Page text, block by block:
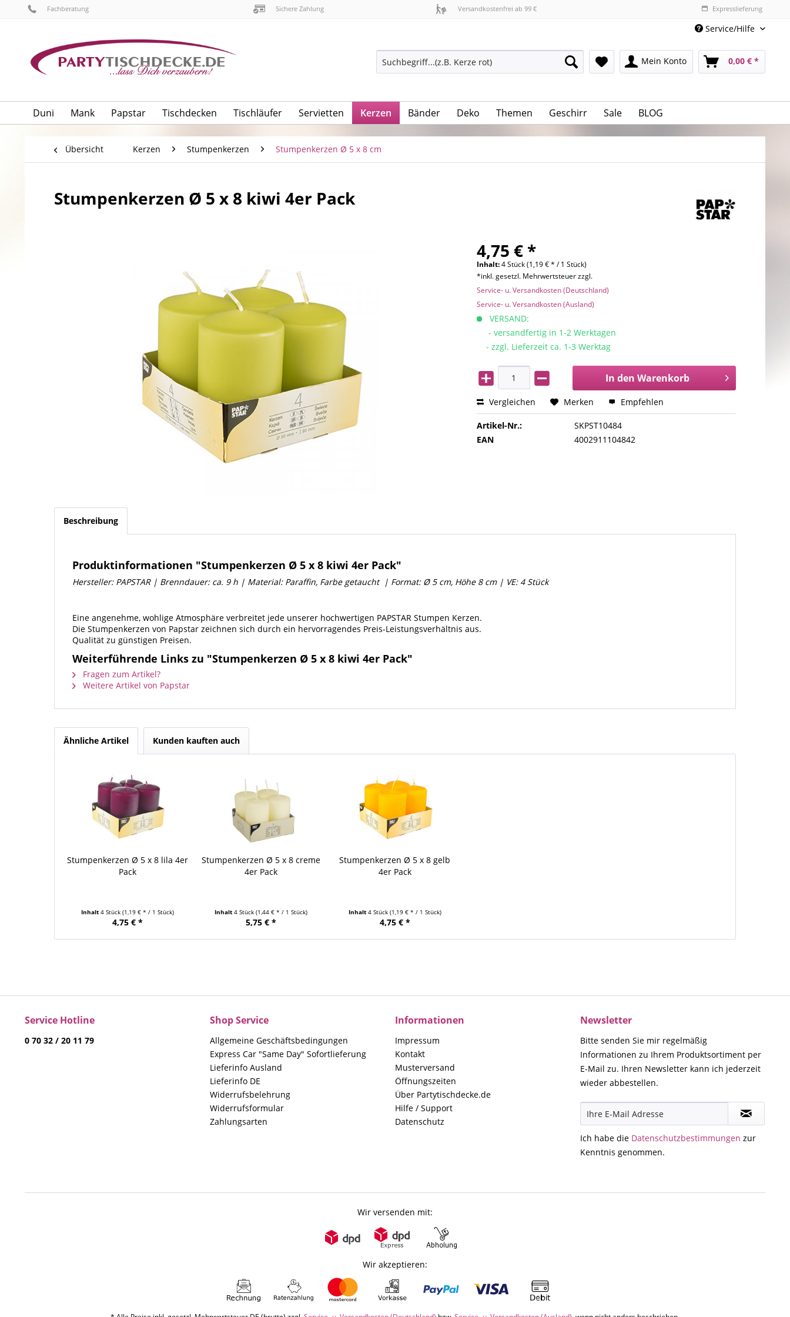
Fachberatung Sichere Zahlung Versandkostenfrei ab 99 € Expresslieferung
Service/Hilfe
Mein Konto 0,00 € *
Duni Mank Papstar Tischdecken Tischläufer Servietten Kerzen Bänder Deko Themen Geschirr Sale BLOG
Übersicht Kerzen Stumpenkerzen Stumpenkerzen Ø 5 x 8 cm
Stumpenkerzen Ø 5 x 8 kiwi 4er Pack
4,75 € *
Inhalt:4 Stück (1,19 € * / 1 Stück)
*inkl. gesetzl. Mehrwertsteuer zzgl.
Service- u. Versandkosten (Deutschland)
Service- u. Versandkosten (Ausland)
VERSAND:
- versandfertig in 1-2 Werktagen
- zzgl. Lieferzeit ca. 1-3 Werktag
In den Warenkorb
Vergleichen Merken Empfehlen
Artikel-Nr.:
SKPST10484
EAN
4002911104842
Beschreibung
Produktinformationen "Stumpenkerzen Ø 5 x 8 kiwi 4er Pack"
Hersteller: PAPSTAR | Brenndauer: ca. 9 h | Material: Paraffin, Farbe getaucht | Format: Ø 5 cm, Höhe 8 cm | VE: 4 Stück
Eine angenehme, wohlige Atmosphäre verbreitet jede unserer hochwertigen PAPSTAR Stumpen Kerzen.
Die Stumpenkerzen von Papstar zeichnen sich durch ein hervorragendes Preis-Leistungsverhältnis aus.
Qualität zu günstigen Preisen.
Weiterführende Links zu "Stumpenkerzen Ø 5 x 8 kiwi 4er Pack"
Fragen zum Artikel?
Weitere Artikel von Papstar
Ähnliche Artikel Kunden kauften auch
Stumpenkerzen Ø 5 x 8 lila 4er
Pack
Inhalt 4 Stück (1,19 € * / 1 Stück)
4,75 € *
Stumpenkerzen Ø 5 x 8 creme
4er Pack
Inhalt4 Stück(1,44 € * / 1 Stück)
5,75 € *
Stumpenkerzen Ø 5 x 8 gelb
4er Pack
Inhalt 4 Stück (1,19 € * / 1 Stück)
4,75 € *
Service Hotline
0 70 32 / 20 11 79
Shop Service
Allgemeine Geschäftsbedingungen
Express Car "Same Day" Sofortlieferung
Lieferinfo Ausland
Lieferinfo DE
Widerrufsbelehrung
Widerrufsformular
Zahlungsarten
Informationen
Impressum
Kontakt
Musterversand
Öffnungszeiten
Über Partytischdecke.de
Hilfe / Support
Datenschutz
Newsletter
Bitte senden Sie mir regelmäßig
Informationen zu Ihrem Produktsortiment per
E-Mail zu. Ihren Newsletter kann ich jederzeit
wieder abbestellen.
Ich habe die Datenschutzbestimmungen zur
Kenntnis genommen.
Wir versenden mit:
Wir akzeptieren: